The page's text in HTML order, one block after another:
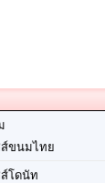
ขนมไทย
โดนัท